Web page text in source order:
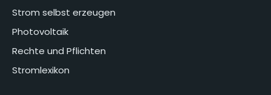
Strom selbst erzeugen
Photovoltaik
Rechte und Pflichten
Stromlexikon